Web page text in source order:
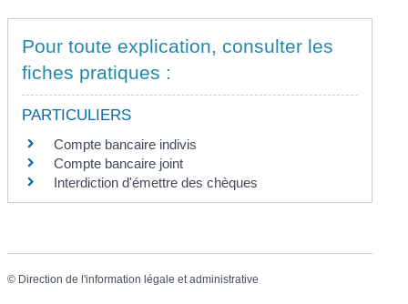
Pour toute explication, consulter les
fiches pratiques :
PARTICULIERS
Compte bancaire indivis
Compte bancaire joint
Interdiction d'émettre des chèques
© Direction de l'information légale et administrative